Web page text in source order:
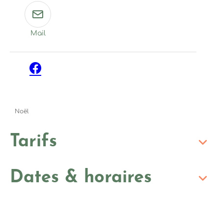
Noël
Tarifs
Dates & horaires
Mail
Facebook